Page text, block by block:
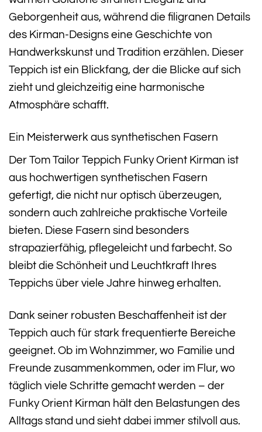
Geborgenheit aus, während die filigranen Details
des Kirman-Designs eine Geschichte von
Handwerkskunst und Tradition erzählen. Dieser
Teppich ist ein Blickfang, der die Blicke auf sich
zieht und gleichzeitig eine harmonische
Atmosphäre schafft.
Ein Meisterwerk aus synthetischen Fasern
Der Tom Tailor Teppich Funky Orient Kirman ist
aus hochwertigen synthetischen Fasern
gefertigt, die nicht nur optisch überzeugen,
sondern auch zahlreiche praktische Vorteile
bieten. Diese Fasern sind besonders
strapazierfähig, pflegeleicht und farbecht. So
bleibt die Schönheit und Leuchtkraft Ihres
Teppichs über viele Jahre hinweg erhalten.
Dank seiner robusten Beschaffenheit ist der
Teppich auch für stark frequentierte Bereiche
geeignet. Ob im Wohnzimmer, wo Familie und
Freunde zusammenkommen, oder im Flur, wo
täglich viele Schritte gemacht werden – der
Funky Orient Kirman hält den Belastungen des
Alltags stand und sieht dabei immer stilvoll aus.